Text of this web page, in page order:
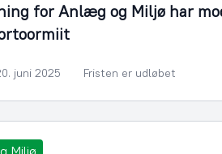
for Anlæg og Miljø har
juni 2025 Fristen er udløbet
Miljø